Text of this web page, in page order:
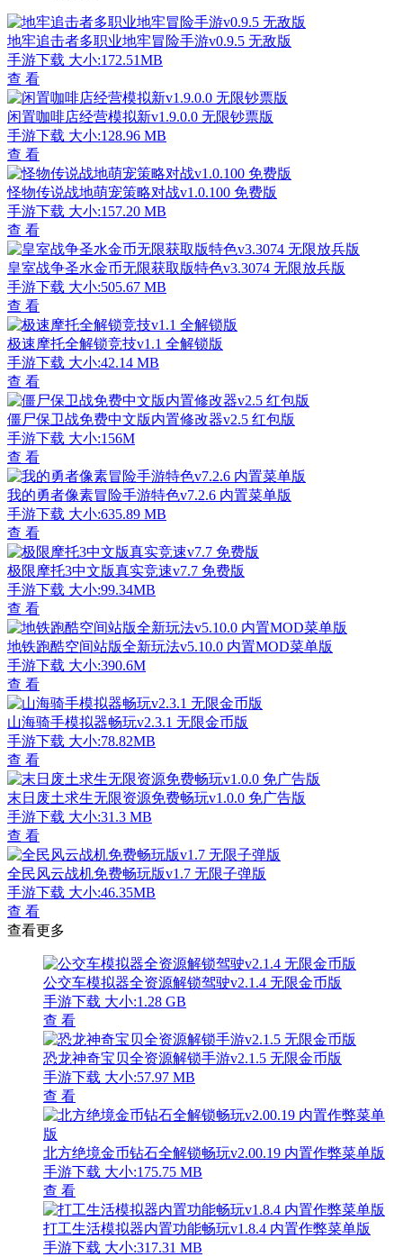
地牢追击者多职业地牢冒险手游v0.9.5 无敌版
手游下载 大小:172.51MB
查 看
闲置咖啡店经营模拟新v1.9.0.0 无限钞票版
手游下载 大小:128.96 MB
查 看
怪物传说战地萌宠策略对战v1.0.100 免费版
手游下载 大小:157.20 MB
查 看
皇室战争圣水金币无限获取版特色v3.3074 无限放兵版
手游下载 大小:505.67 MB
查 看
极速摩托全解锁竞技v1.1 全解锁版
手游下载 大小:42.14 MB
查 看
僵尸保卫战免费中文版内置修改器v2.5 红包版
手游下载 大小:156M
查 看
我的勇者像素冒险手游特色v7.2.6 内置菜单版
手游下载 大小:635.89 MB
查 看
极限摩托3中文版真实竞速v7.7 免费版
手游下载 大小:99.34MB
查 看
地铁跑酷空间站版全新玩法v5.10.0 内置MOD菜单版
手游下载 大小:390.6M
查 看
山海骑手模拟器畅玩v2.3.1 无限金币版
手游下载 大小:78.82MB
查 看
末日废土求生无限资源免费畅玩v1.0.0 免广告版
手游下载 大小:31.3 MB
查 看
全民风云战机免费畅玩版v1.7 无限子弹版
手游下载 大小:46.35MB
查 看
查看更多
公交车模拟器全资源解锁驾驶v2.1.4 无限金币版
手游下载 大小:1.28 GB
查 看
恐龙神奇宝贝全资源解锁手游v2.1.5 无限金币版
手游下载 大小:57.97 MB
查 看
北方绝境金币钻石全解锁畅玩v2.00.19 内置作弊菜单版
手游下载 大小:175.75 MB
查 看
打工生活模拟器内置功能畅玩v1.8.4 内置作弊菜单版
手游下载 大小:317.31 MB